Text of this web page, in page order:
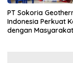
PT Sokoria
Indonesia Perkuat
dengan